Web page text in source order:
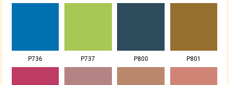
P736 P737 P800 P801